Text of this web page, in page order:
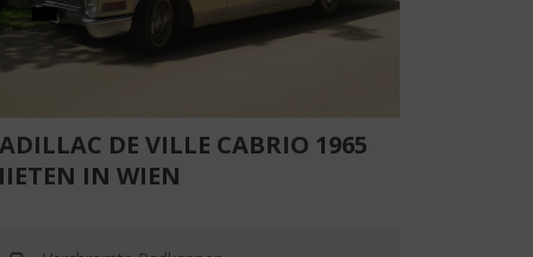
DE VILLE CABRIO 1965
IN WIEN